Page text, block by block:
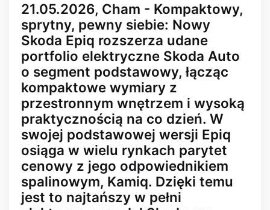
21.05.2026, Cham - Kompaktowy,
sprytny, pewny siebie: Nowy
Skoda Epiq rozszerza udane
portfolio elektryczne Skoda Auto
o segment podstawowy, łącząc
kompaktowe wymiary z
przestronnym wnętrzem i wysoką
praktycznością na co dzień. W
swojej podstawowej wersji Epiq
osiąga w wielu rynkach parytet
cenowy z jego odpowiednikiem
spalinowym, Kamiq. Dzięki temu
jest to najtańszy w pełni